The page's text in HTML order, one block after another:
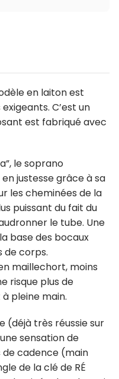
en laiton est
C’est un
est fabriqué avec
le soprano
justesse grâce à sa
les cheminées de la
puissant du fait du
le tube. Une
base des bocaux
de corps.
maillechort, moins
risque plus de
pleine main.
(déjà très réussie sur
sensation de
de cadence (main
de la clé de RÉ